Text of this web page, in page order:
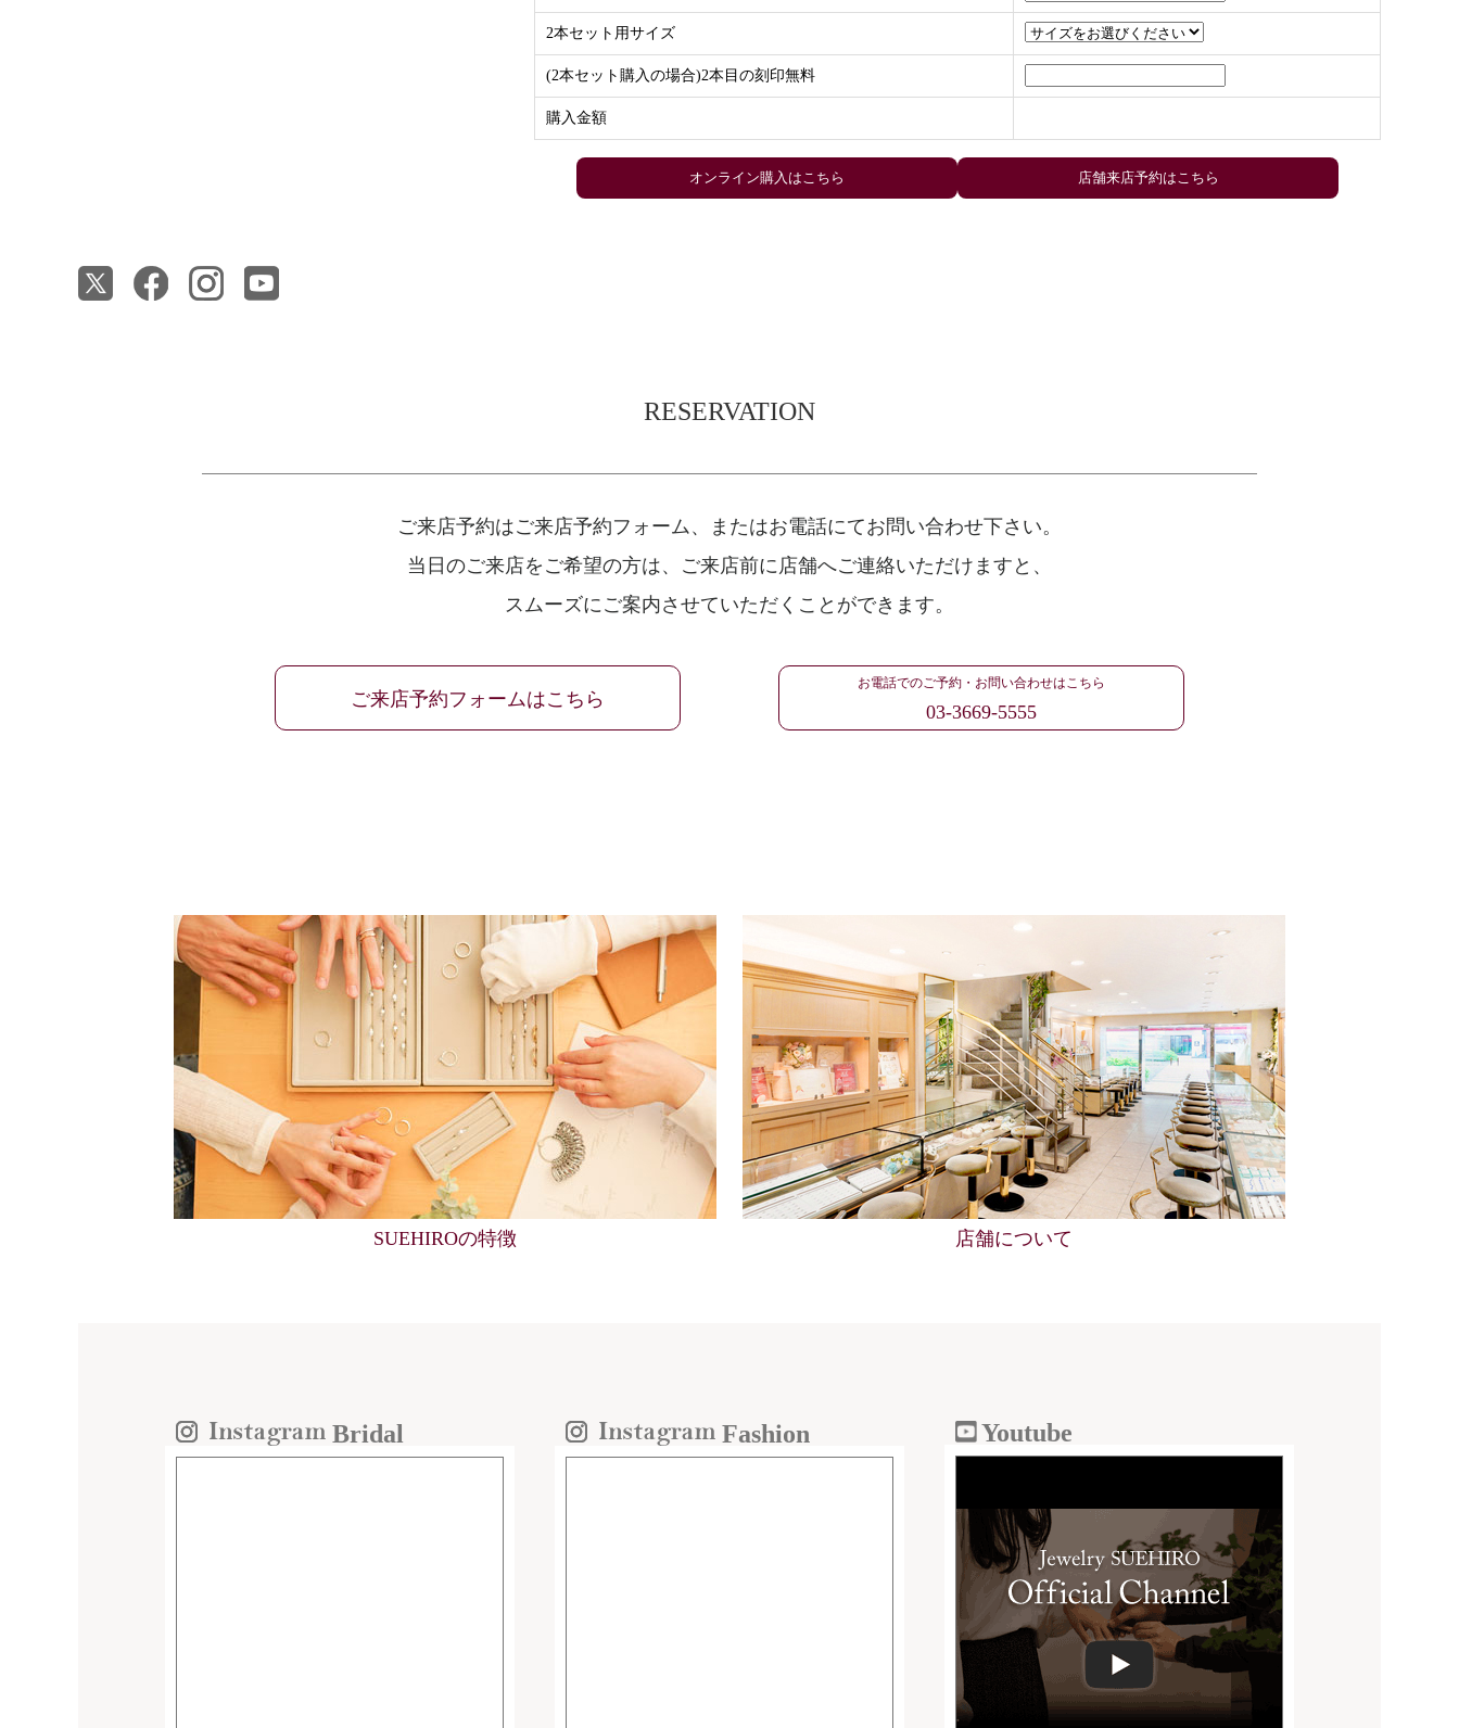
2本セット用サイズ
(2本セット購入の場合)2本目の刻印無料
購入金額
店舗来店予約はこちら
RESERVATION
ご来店予約はご来店予約フォーム、
またはお電話にてお問い合わせ下さい。
当日のご来店をご希望の方は、 ご来店前に店舗へご連絡いただけますと、
スムーズにご案内させていただくことができます。
ご来店予約フォームはこちら
お電話でのご予約・お問い合わせはこちら
03-3669-5555
SUEHIROの特徴 店舗について
Bridal Fashion Youtube